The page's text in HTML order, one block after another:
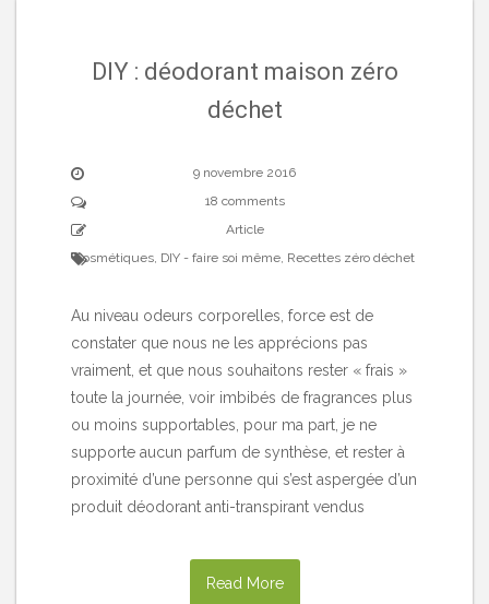
DIY : déodorant maison zéro
déchet
9 novembre 2016
18 comments
Article
Cosmétiques, DIY - faire soi même, Recettes zéro déchet
Au niveau odeurs corporelles, force est de
constater que nous ne les apprécions pas
vraiment, et que nous souhaitons rester « frais »
toute la journée, voir imbibés de fragrances plus
ou moins supportables, pour ma part, je ne
supporte aucun parfum de synthèse, et rester à
proximité d’une personne qui s’est aspergée d’un
produit déodorant anti-transpirant vendus
Read More